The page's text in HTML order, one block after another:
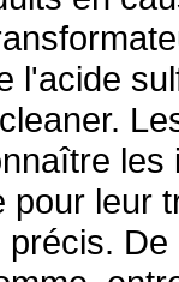
l'acide
pour leur